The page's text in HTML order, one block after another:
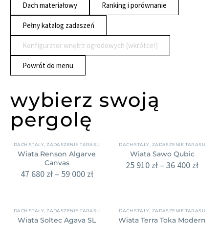
Dach materiałowy Ranking i porównanie
Pełny katalog zadaszeń
Konfigurator wnętrz ogrodowych (wkrótce!)
Powrót do menu
wybierz swoją
pergolę
DACH STAŁY ,ZADASZENIE TARASU
Wiata Renson Algarve
Canvas
47 680 zł – 59 000 zł
DACH STAŁY ZADASZENIE TARASU
Wiata Sawo Qubic
25 910 zł – 36 400 zł
DACH STAŁY ,ZADASZENIE TARASU
Wiata Soltec Agava SL
DACH STAŁY ZADASZENIE TARASU
Wiata Terra Toka Modern